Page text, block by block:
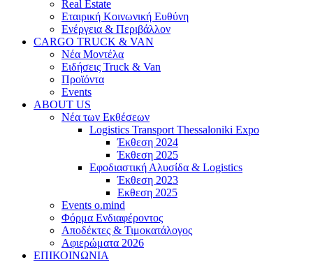
Real Estate
Εταιρική Κοινωνική Ευθύνη
Ενέργεια & Περιβάλλον
CARGO TRUCK & VAN
Νέα Μοντέλα
Ειδήσεις Truck & Van
Προϊόντα
Events
ABOUT US
Νέα των Εκθέσεων
Logistics Transport Thessaloniki Expo
Έκθεση 2024
Έκθεση 2025
Εφοδιαστική Αλυσίδα & Logistics
Έκθεση 2023
Εκθεση 2025
Events o.mind
Φόρμα Ενδιαφέροντος
Αποδέκτες & Τιμοκατάλογος
Αφιερώματα 2026
ΕΠΙΚΟΙΝΩΝΙΑ